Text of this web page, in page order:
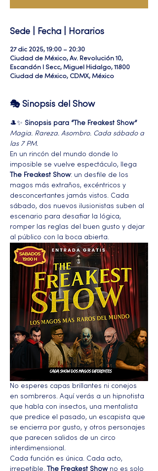
Sede | Fecha | Horarios
27 dic 2025, 19:00 – 20:30
Ciudad de México, Av. Revolución 10,
Escandón I Secc, Miguel Hidalgo, 11800
Ciudad de México, CDMX, México
🎭 Sinopsis del Show
🎩✨ Sinopsis para “The Freakest Show”
Magia. Rareza. Asombro. Cada sábado a
las 7 PM.
En un rincón del mundo donde lo
imposible se vuelve espectáculo, llega
The Freakest Show: un desfile de los
magos más extraños, excéntricos y
desconcertantes jamás vistos. Cada
sábado, dos nuevos ilusionistas suben al
escenario para desafiar la lógica,
romper las reglas del buen gusto y dejar
al público con la boca abierta.
No esperes capas brillantes ni conejos
en sombreros. Aquí verás a un hipnotista
que habla con insectos, una mentalista
que predice el pasado, un escapista que
se encierra por gusto, y otros personajes
que parecen salidos de un circo
interdimensional.
Cada función es única. Cada acto,
irrepetible.
The Freakest Show no es solo